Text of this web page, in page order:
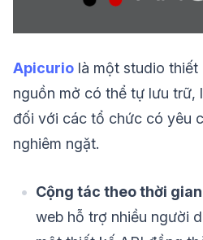
Apicurio là một studio thiết
nguồn mở có thể tự lưu trữ,
đối với các tổ chức có yêu
nghiêm ngặt.
Cộng tác theo thời
web hỗ trợ nhiều người